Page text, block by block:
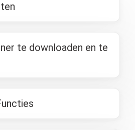
te downloaden en te